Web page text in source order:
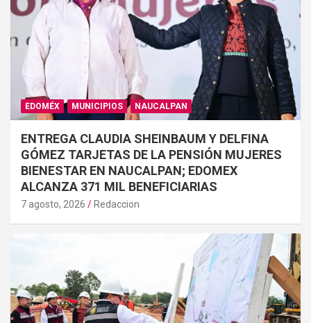
EDOMÉX MUNICIPIOS NAUCALPAN
ENTREGA CLAUDIA SHEINBAUM Y DELFINA
GÓMEZ TARJETAS DE LA PENSIÓN MUJERES
BIENESTAR EN NAUCALPAN; EDOMEX
ALCANZA 371 MIL BENEFICIARIAS
7 agosto, 2026 Redaccion